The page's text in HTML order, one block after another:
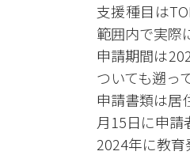
支援種目は
範囲内で実際
申請期間は
ついても遡っ
申請書類は居
月15日に申請
2024年に教